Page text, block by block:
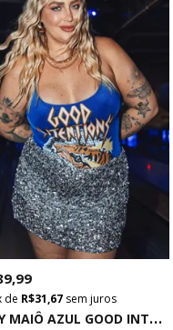
B
ODY MAIÔ AZUL GOOD INTENTIONS
de R$ 31,67sem juros